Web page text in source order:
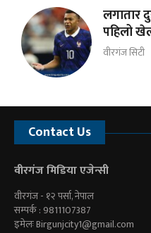
लगातार
पहिलो
वीरगंज सिटी
Contact Us
वीरगंज मिडिया एजेन्सी
वीरगंज - १२ पर्सा, नेपाल
सम्पर्क : 9811107387
इमेलःBirgunjcity1@gmail.com